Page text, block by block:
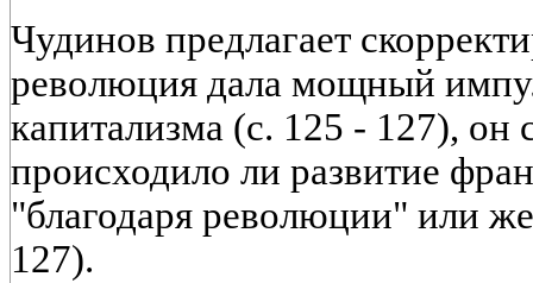
Чудинов предлагает
революция дала мощный
капитализма (с. 125 - 127), он
происходило ли развитие
"благодаря революции" или
127).